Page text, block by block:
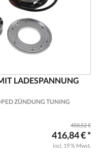
LADESPANNUNG
ZÜNDUNG TUNING
458,52 €
416,84 € *
incl. 19 % Mwst.